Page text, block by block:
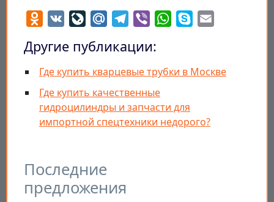
Последние
предложения
Odnoklassniki
VK LiveJournal
Mail.RuTelegram
Viber WhatsApp
Skype
Другие публикации:
Где купить кварцевые трубки в Москве
Где купить качественные
гидроцилиндры и запчасти для
импортной спецтехники недорого?